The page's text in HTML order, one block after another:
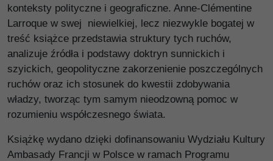
konteksty polityczne i geograficzne. Anne-Clémentine
Larroque w swej niewielkiej, lecz niezwykle bogatej w
treść książce przedstawia struktury tych ruchów,
analizuje źródła i podstawy doktryn sunnickich i
szyickich, geopolityczne zakorzenienie poszczególnych
ruchów oraz ich stosunek do kwestii zdobywania
władzy, tworząc tym samym nieodzowną pomoc w
rozumieniu współczesnego świata.
Książkę wydano dzięki dofinansowaniu Wydziału Kultury
Ambasady Francji w Polsce w ramach Programu